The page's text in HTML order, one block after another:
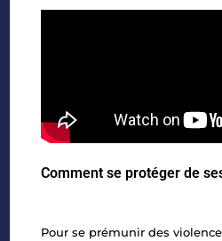
Comment se protéger de
Pour se prémunir des